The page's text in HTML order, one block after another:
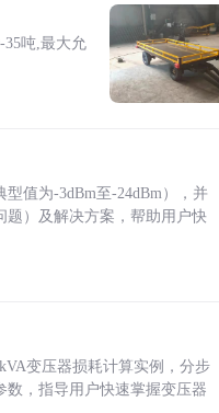
35吨,最大允
值为-3dBm至-24dBm），并
题）及解决方案，帮助用户快
变压器损耗计算实例，分步
数，指导用户快速掌握变压器